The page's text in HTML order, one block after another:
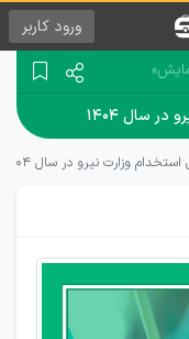
ورود کاربر
در سال ۱۴۰۴
استخدام وزارت نیرو در سال ۱۴۰۴